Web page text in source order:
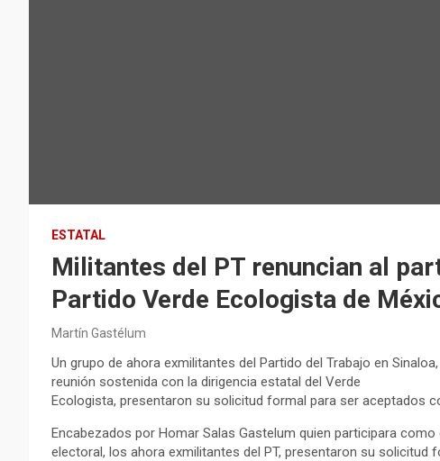
ESTATAL
Militantes del PT renuncian al
Partido Verde Ecologista de
Martín Gastélum
Un grupo de ahora exmilitantes del Partido del Trabajo en
reunión sostenida con la dirigencia estatal del Verde
Ecologista, presentaron su solicitud formal para ser aceptados
Encabezados por Homar Salas Gastelum quien participara
electoral, los ahora exmilitantes del PT, presentaron su solicitud